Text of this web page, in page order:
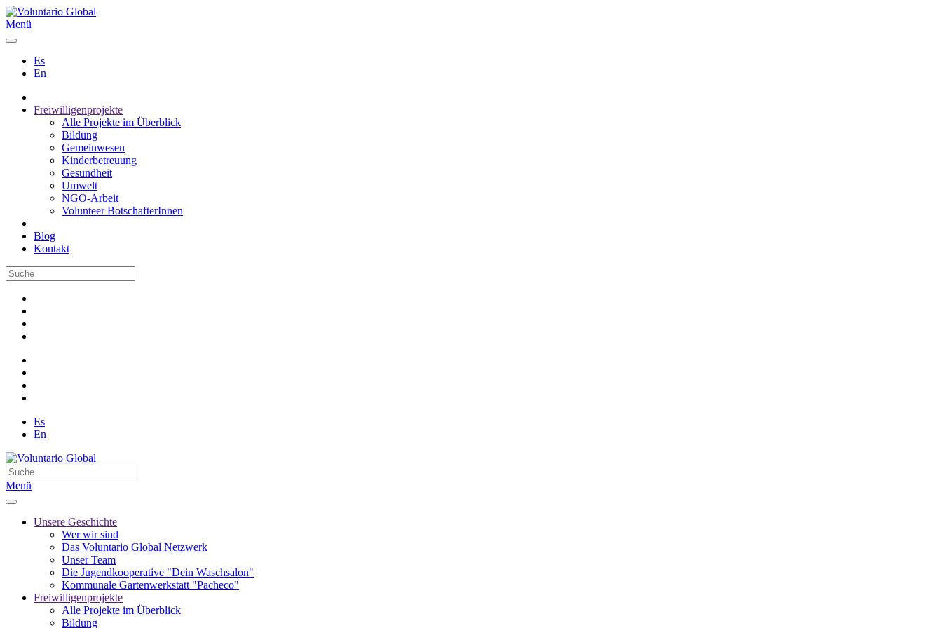
Menü
Es
En
Freiwilligenprojekte
Alle Projekte im Überblick
Bildung
Gemeinwesen
Kinderbetreuung
Gesundheit
Umwelt
NGO-Arbeit
Volunteer BotschafterInnen
Blog
Kontakt
Es
En
Menü
Unsere Geschichte
Wer wir sind
Das Voluntario Global Netzwerk
Unser Team
Die Jugendkooperative "Dein Waschsalon"
Kommunale Gartenwerkstatt "Pacheco"
Freiwilligenprojekte
Alle Projekte im Überblick
Bildung